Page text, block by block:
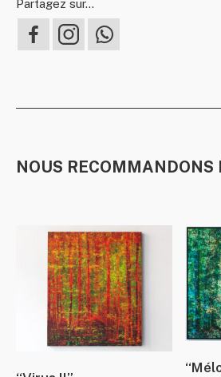
Partagez sur...
NOUS RECOMMANDONS